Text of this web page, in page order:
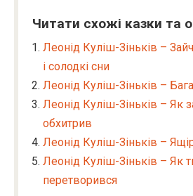
Читати схожі казки та
Леонід Куліш-Зіньків –
і солодкі сни
Леонід Куліш-Зіньків –
Леонід Куліш-Зіньків – Як
обхитрив
Леонід Куліш-Зіньків –
Леонід Куліш-Зіньків – Як
перетворився